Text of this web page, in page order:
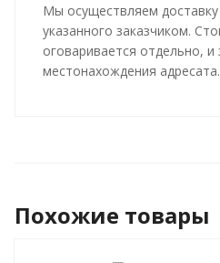
Мы осуществляем
указанного заказчиком.
оговаривается отдельно, и
местонахождения адресата.
Похожие товары